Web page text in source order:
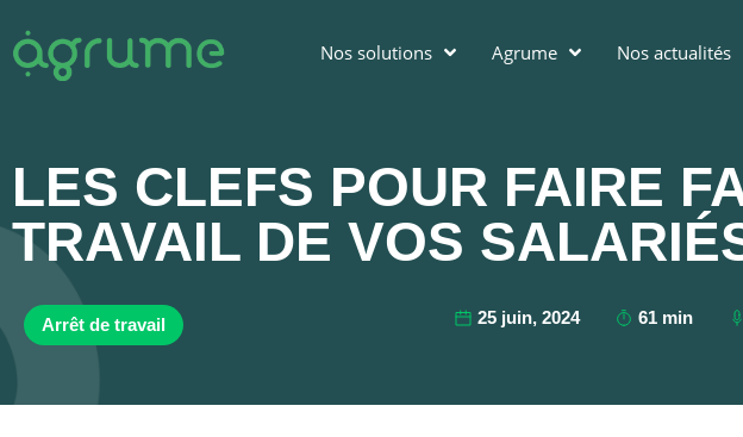
Nos solutions Agrume Nos actualités
LES CLEFS POUR FAIRE
TRAVAIL DE VOS
Arrêt de travail 25 juin, 2024 61 min